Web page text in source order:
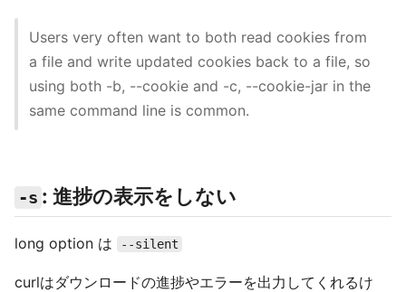
Users very often want to both read cookies from
a file and write updated cookies back to a file, so
using both -b, --cookie and -c, --cookie-jar in the
same command line is common.
-s : 進捗の表示をしない
long option は --silent
curlはダウンロードの進捗やエラーを出力してくれるけ